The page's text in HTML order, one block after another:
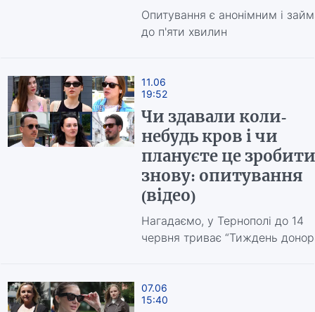
Опитування є анонімним і
до п'яти хвилин
11.06
19:52
Чи здавали коли-
небудь кров і чи
плануєте це зробити
знову: опитування
(відео)
Нагадаємо, у Тернополі до 14
червня триває “Тиждень
07.06
15:40